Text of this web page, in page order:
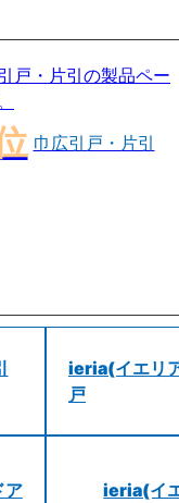
巾広引戸・片引
ieria(イエリ
戸
ア ieria(イ